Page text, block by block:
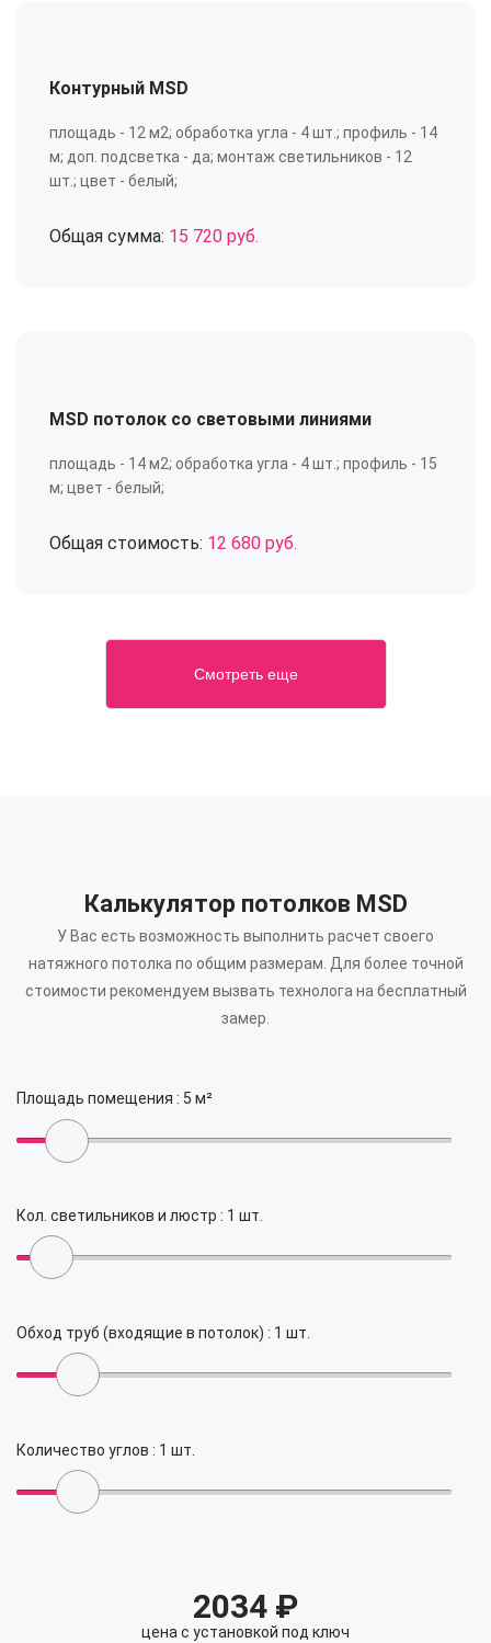
Контурный MSD
площадь - 12 м2; обработка угла - 4 шт.; профиль - 14
м; доп. подсветка - да; монтаж светильников - 12
шт.; цвет - белый;
Общая сумма: 15 720 руб.
MSD потолок со световыми линиями
площадь - 14 м2; обработка угла - 4 шт.; профиль - 15
м; цвет - белый;
Общая стоимость: 12 680 руб.
Смотреть еще
Калькулятор потолков MSD
У Вас есть возможность выполнить расчет своего
натяжного потолка по общим размерам. Для более точной
стоимости рекомендуем вызвать технолога на бесплатный
замер.
Площадь помещения : 5 м²
Кол. светильников и люстр : 1 шт.
Обход труб (входящие в потолок) : 1 шт.
Количество углов : 1 шт.
2034 ₽
цена с установкой под ключ